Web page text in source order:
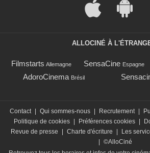
ALLOCINÉ À
Filmstarts Allemagne SensaCine Espagne
AdoroCinema Brésil
Contact Qui sommes-nous Recrutement
Politique de cookies
Préférences cookies
Revue de presse
Charte d'écriture Les
©AlloCiné